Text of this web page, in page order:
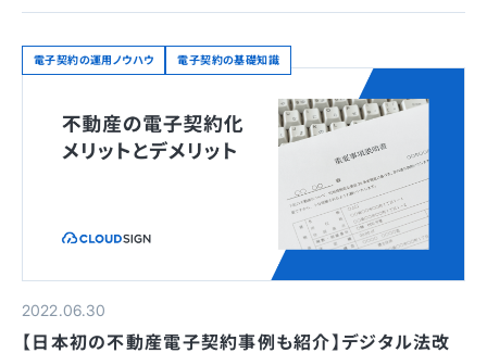
電子契約の運用ノウハウ 電子契約の基礎知識
2022.06.30
【日本初の不動産電子契約事例も紹介】デジタル法改